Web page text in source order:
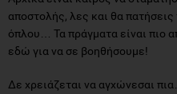
αποστολής, λες και θα
όπλου… Τα πράγματα είναι πιο
εδώ για να σε βοηθήσουμε!
Δε χρειάζεται να αγχώνεσαι